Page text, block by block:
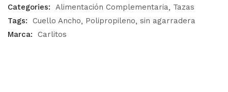
Categories:
Alimentación Complementaria
Tazas
Tags:
Cuello Ancho Polipropileno sin agarradera
Marca:
Carlitos